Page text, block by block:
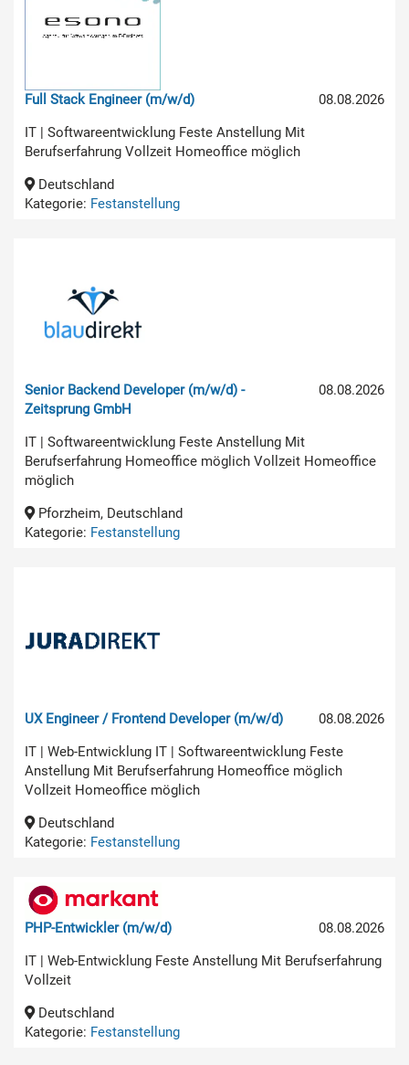
08.08.2026
Full Stack Engineer (m/w/d)
IT | Softwareentwicklung Feste Anstellung Mit
Berufserfahrung Vollzeit Homeoffice möglich
Deutschland
Kategorie: Festanstellung
08.08.2026
Senior Backend Developer (m/w/d) -
Zeitsprung GmbH
IT | Softwareentwicklung Feste Anstellung Mit
Berufserfahrung Homeoffice möglich Vollzeit Homeoffice
möglich
Pforzheim, Deutschland
Kategorie: Festanstellung
08.08.2026
UX Engineer / Frontend Developer (m/w/d)
IT | Web-Entwicklung IT | Softwareentwicklung Feste
Anstellung Mit Berufserfahrung Homeoffice möglich
Vollzeit Homeoffice möglich
Deutschland
Kategorie: Festanstellung
08.08.2026
PHP-Entwickler (m/w/d)
IT | Web-Entwicklung Feste Anstellung Mit Berufserfahrung
Vollzeit
Deutschland
Kategorie: Festanstellung